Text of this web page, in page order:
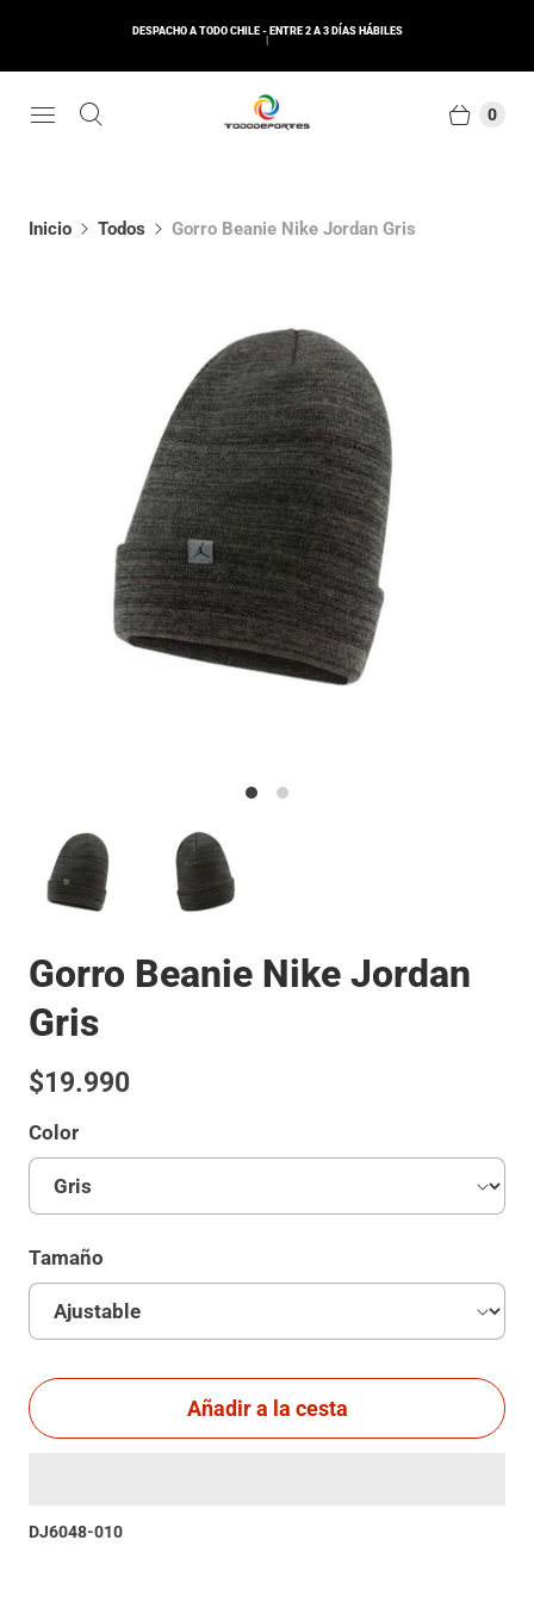
DESPACHO A TODO CHILE - ENTRE 2 A 3 DÍAS HÁBILES
0
Inicio Todos Gorro Beanie Nike Jordan Gris
Gorro Beanie Nike Jordan
Gris
$19.990
Color
Tamaño
Añadir a la cesta
DJ6048-010